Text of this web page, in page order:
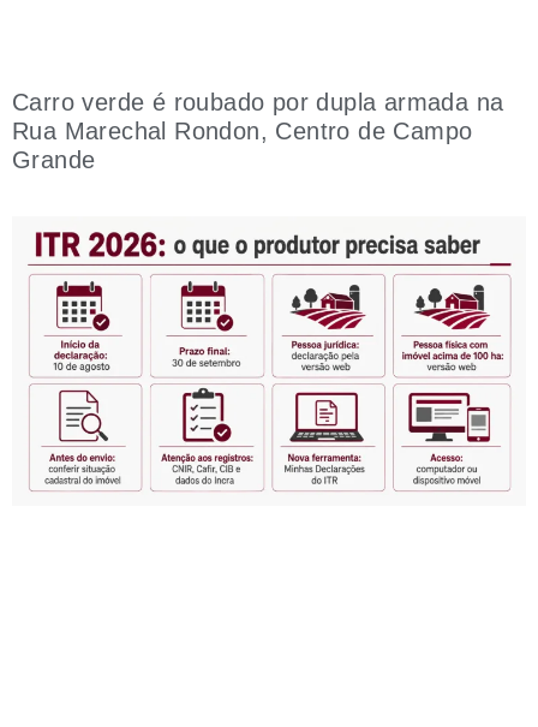
Carro verde é roubado por dupla armada na
Rua Marechal Rondon, Centro de Campo
Grande